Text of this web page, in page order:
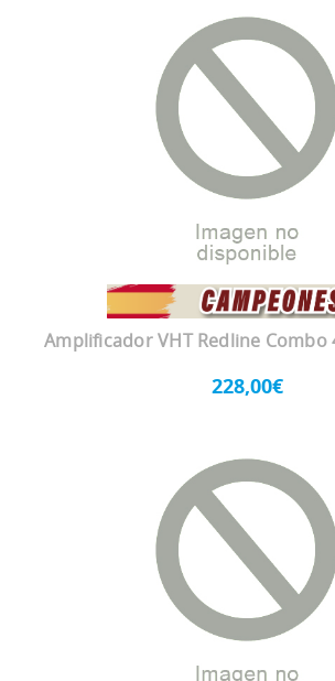
Amplificador VHT Redline Combo
228,00€